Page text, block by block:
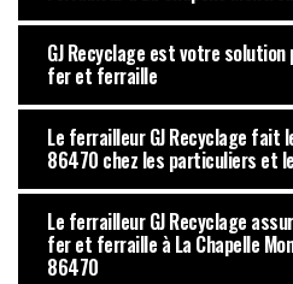
GJ Recyclage est votre solution
fer et ferraille
Le ferrailleur GJ Recyclage fait
86470 chez les particuliers et
Le ferrailleur GJ Recyclage
fer et ferraille à La Chapelle
86470